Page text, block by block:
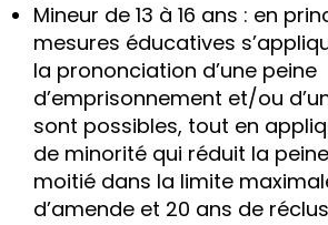
Mineur de 13 à 16 ans : en
mesures éducatives
la prononciation d’une peine
d’emprisonnement et/ou
sont possibles, tout en
de minorité qui réduit la
moitié dans la limite
d’amende et 20 ans de